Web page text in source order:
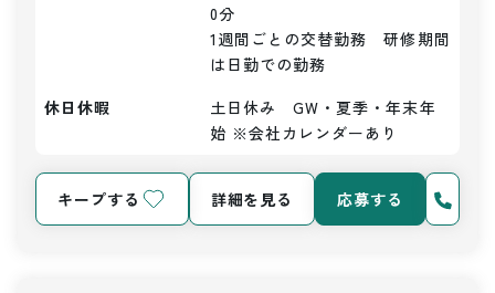
0分
1週間ごとの交替勤務　研修期間
は日勤での勤務
休日休暇
土日休み　GW・夏季・年末年
始 ※会社カレンダーあり
キープする 詳細を見る 応募する